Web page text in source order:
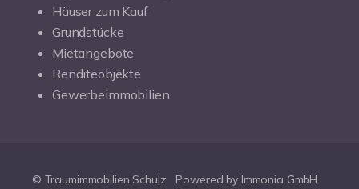
Häuser zum Kauf
Grundstücke
Mietangebote
Renditeobjekte
Gewerbeimmobilien
© Traumimmobilien Schulz Powered by Immonia GmbH